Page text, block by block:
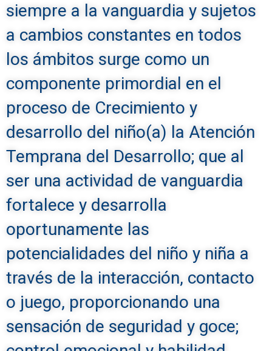
siempre a la vanguardia y sujetos
a cambios constantes en todos
los ámbitos surge como un
componente primordial en el
proceso de Crecimiento y
desarrollo del niño(a) la Atención
Temprana del Desarrollo; que al
ser una actividad de vanguardia
fortalece y desarrolla
oportunamente las
potencialidades del niño y niña a
través de la interacción, contacto
o juego, proporcionando una
sensación de seguridad y goce;